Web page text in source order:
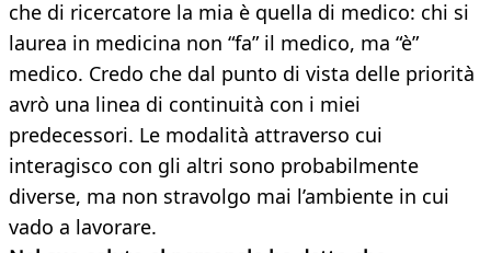
che di ricercatore la mia è quella di medico: chi si
laurea in medicina non “fa” il medico, ma “è”
medico. Credo che dal punto di vista delle priorità
avrò una linea di continuità con i miei
predecessori. Le modalità attraverso cui
interagisco con gli altri sono probabilmente
diverse, ma non stravolgo mai l’ambiente in cui
vado a lavorare.